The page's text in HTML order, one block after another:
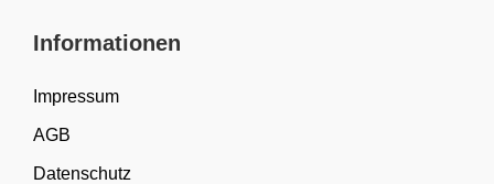
Informationen
Impressum
AGB
Datenschutz